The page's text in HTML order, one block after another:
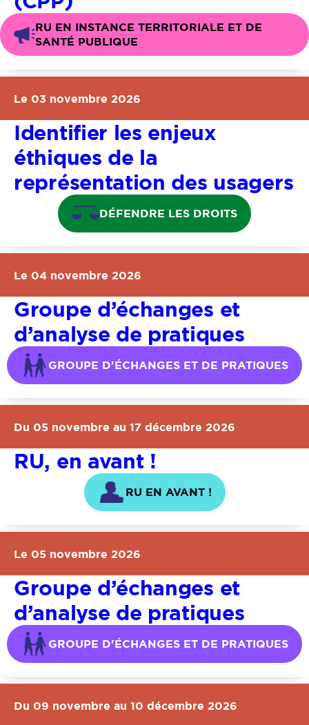
RU EN INSTANCE TERRITORIALE ET DE
SANTÉ PUBLIQUE
Le 03 novembre 2026
Identifier les enjeux
éthiques de la
représentation des usagers
DÉFENDRE LES DROITS
Le 04 novembre 2026
Groupe d’échanges et
d’analyse de pratiques
GROUPE D'ÉCHANGES ET DE PRATIQUES
Du 05 novembre au 17 décembre 2026
RU, en avant !
RU EN AVANT !
Le 05 novembre 2026
Groupe d’échanges et
d’analyse de pratiques
GROUPE D'ÉCHANGES ET DE PRATIQUES
Du 09 novembre au 10 décembre 2026